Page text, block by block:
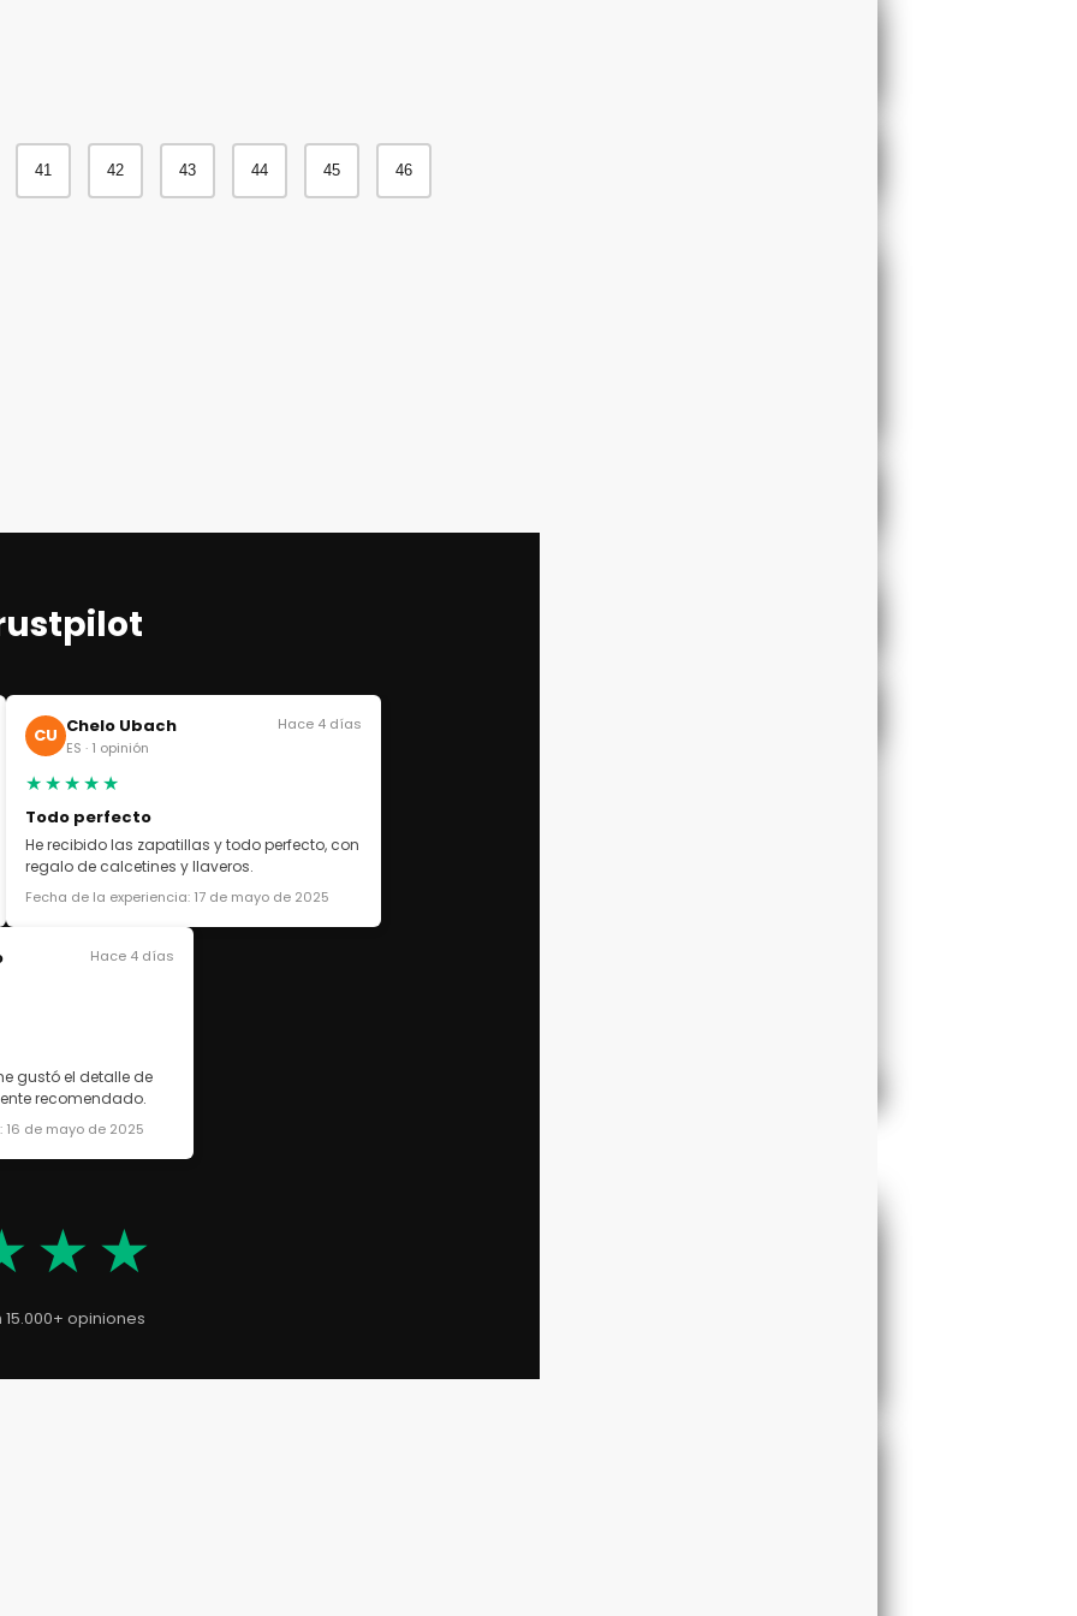
41 42 43 44 45 46
CU Chelo Ubach
ES · 1 opinión
Hace 4 días
★★★★★
Todo perfecto
He recibido las zapatillas y todo perfecto, con
regalo de calcetines y llaveros.
Fecha de la experiencia: 17 de mayo de 2025
Hace 4 días
gustó el detalle de
recomendado.
16 de mayo de 2025
15.000+ opiniones